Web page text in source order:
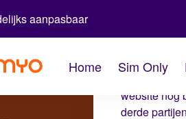
De
Wij
website nog
derde
aanpasbaar
Home Sim Only